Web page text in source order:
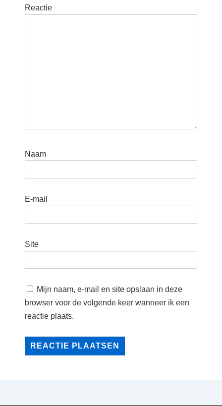
Reactie
Naam
E-mail
Site
Mijn naam, e-mail en site opslaan in deze
browser voor de volgende keer wanneer ik een
reactie plaats.